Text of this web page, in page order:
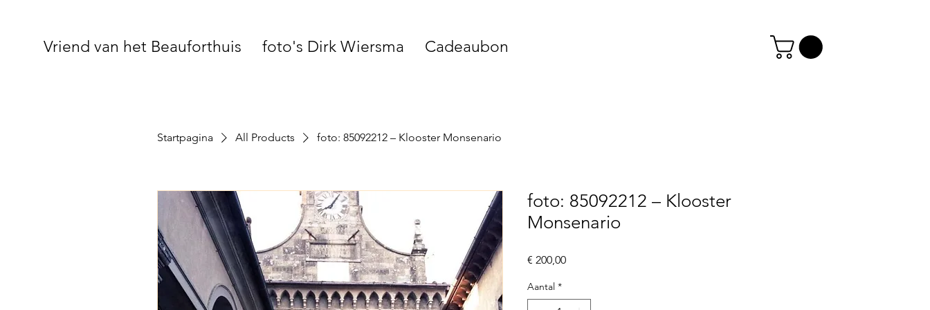
Vriend van het Beauforthuis foto's Dirk Wiersma Cadeaubon
Startpagina All Products foto: 85092212 – Klooster Monsenario
foto: 85092212 – Klooster
Monsenario
€ 200,00Prijs
Aantal *